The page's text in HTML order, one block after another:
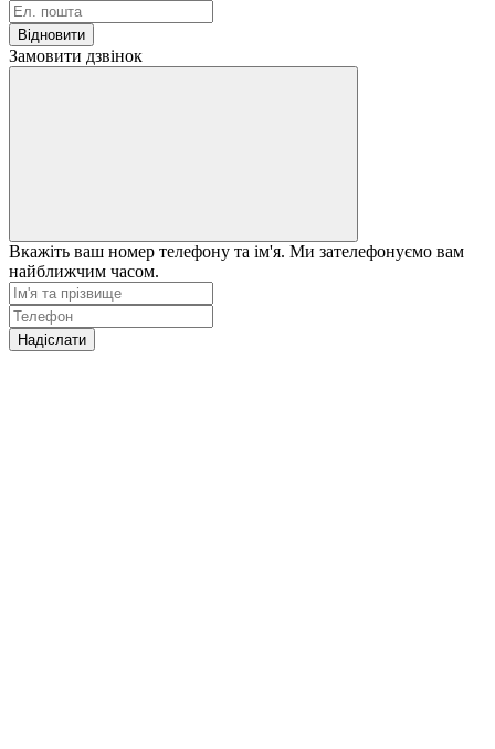
Відновити
Замовити дзвінок
Вкажіть ваш номер телефону та ім'я. Ми зателефонуємо вам
найближчим часом.
Надіслати